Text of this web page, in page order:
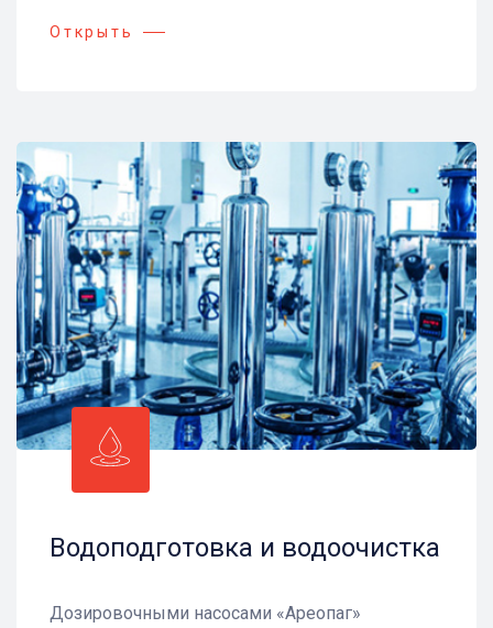
Открыть
Водоподготовка и водоочистка
Дозировочными насосами «Ареопаг»